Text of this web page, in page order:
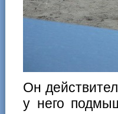
Он
у него